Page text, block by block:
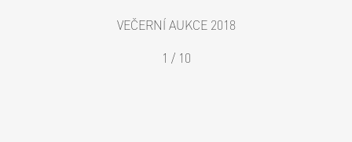
VEČERNÍ AUKCE 2018
1 / 10